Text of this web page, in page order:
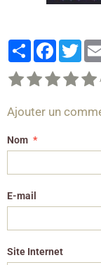
PartagerFacebook
Ajouter un
Nom
E-mail
Site Internet